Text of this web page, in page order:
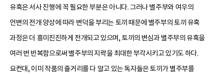
유혹은 서사 진행에 꼭 필요한 부분은 아니다. 그러나 별주부와 여우의
언변의 전개 양상에 따라 변덕을 부리는 토끼 때문에 별주부의 토끼 유혹
과정은 더 흥미진진하게 전개되고 있으며, 토끼의 변심과 별주부의 유혹을
여러 번 반복함으로써 별주부의 지략을 최대한 부각시키고 있기도 하다.
요컨대, 이미 작품의 줄거리를 다 알고 있는 독자들은 토끼가 별주부를